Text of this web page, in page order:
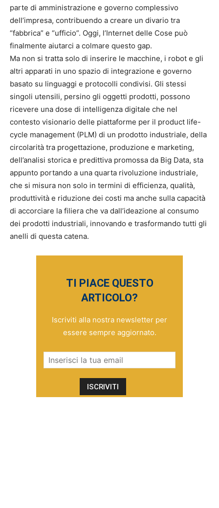
parte di amministrazione e governo complessivo
dell’impresa, contribuendo a creare un divario tra
“fabbrica” e “ufficio”. Oggi, l’Internet delle Cose può
finalmente aiutarci a colmare questo gap.
Ma non si tratta solo di inserire le macchine, i robot e gli
altri apparati in uno spazio di integrazione e governo
basato su linguaggi e protocolli condivisi. Gli stessi
singoli utensili, persino gli oggetti prodotti, possono
ricevere una dose di intelligenza digitale che nel
contesto visionario delle piattaforme per il product life-
cycle management (PLM) di un prodotto industriale, della
circolarità tra progettazione, produzione e marketing,
dell’analisi storica e predittiva promossa da Big Data, sta
appunto portando a una quarta rivoluzione industriale,
che si misura non solo in termini di efficienza, qualità,
produttività e riduzione dei costi ma anche sulla capacità
di accorciare la filiera che va dall’ideazione al consumo
dei prodotti industriali, innovando e trasformando tutti gli
anelli di questa catena.
TI PIACE QUESTO
ARTICOLO?
Iscriviti alla nostra newsletter per
essere sempre aggiornato.